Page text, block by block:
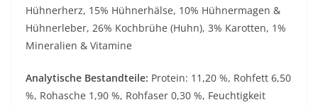
Hühnerherz, 15% Hühnerhälse, 10% Hühnermagen &
Hühnerleber, 26% Kochbrühe (Huhn), 3% Karotten, 1%
Mineralien & Vitamine
Analytische Bestandteile: Protein: 11,20 %, Rohfett 6,50
%, Rohasche 1,90 %, Rohfaser 0,30 %, Feuchtigkeit